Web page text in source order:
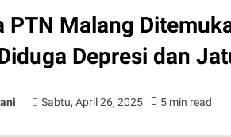
PTN Malang
Depresi dan
Sabtu, April 26, 2025 5 min read